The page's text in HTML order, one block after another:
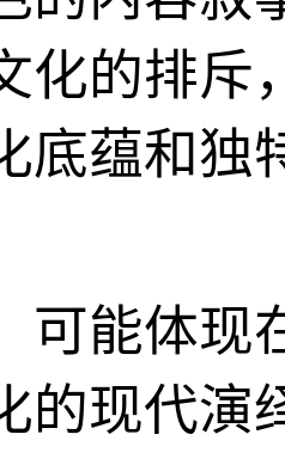
化的排斥
底蕴和独
可能体现
的现代演